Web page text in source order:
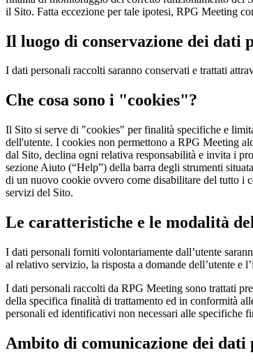
il Sito. Fatta eccezione per tale ipotesi, RPG Meeting
Il luogo di conservazione dei dati
I dati personali raccolti saranno conservati e trattati
Che cosa sono i "cookies"?
Il Sito si serve di "cookies" per finalità specifiche e
dell'utente. I cookies non permettono a RPG Meeting
dal Sito, declina ogni relativa responsabilità e invita i
sezione Aiuto (“Help”) della barra degli strumenti
di un nuovo cookie ovvero come disabilitare del tutto i
servizi del Sito.
Le caratteristiche e le modalità
I dati personali forniti volontariamente dall’utente
al relativo servizio, la risposta a domande dell’utente e
I dati personali raccolti da RPG Meeting sono trattati
della specifica finalità di trattamento ed in conformità
personali ed identificativi non necessari alle specifiche
Ambito di comunicazione dei dati